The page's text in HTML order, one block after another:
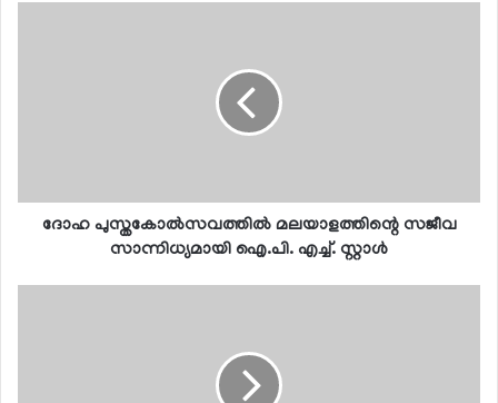
ദോഹ പുസ്തകോല്‍സവത്തില്‍ മലയാളത്തിന്റെ സജീവ
സാന്നിധ്യമായി ഐ.പി. എച്ച്. സ്റ്റാള്‍